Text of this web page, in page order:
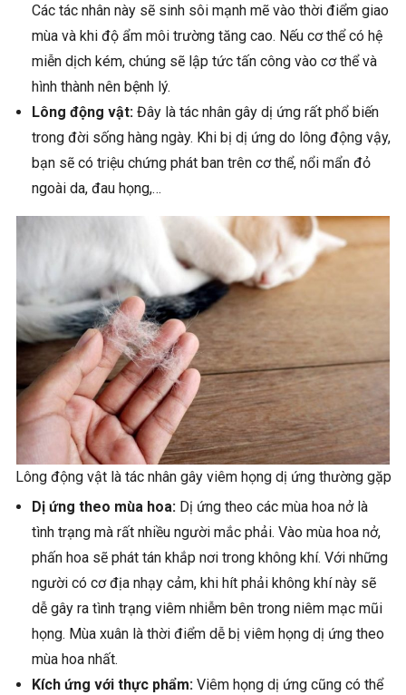
Các tác nhân này sẽ sinh sôi mạnh mẽ vào thời điểm giao
mùa và khi độ ẩm môi trường tăng cao. Nếu cơ thể có hệ
miễn dịch kém, chúng sẽ lập tức tấn công vào cơ thể và
hình thành nên bệnh lý.
Lông động vật: Đây là tác nhân gây dị ứng rất phổ biến
trong đời sống hàng ngày. Khi bị dị ứng do lông động vậy,
bạn sẽ có triệu chứng phát ban trên cơ thể, nổi mẩn đỏ
ngoài da, đau họng,…
Lông động vật là tác nhân gây viêm họng dị ứng thường gặp
Dị ứng theo mùa hoa: Dị ứng theo các mùa hoa nở là
tình trạng mà rất nhiều người mắc phải. Vào mùa hoa nở,
phấn hoa sẽ phát tán khắp nơi trong không khí. Với những
người có cơ địa nhạy cảm, khi hít phải không khí này sẽ
dễ gây ra tình trạng viêm nhiễm bên trong niêm mạc mũi
họng. Mùa xuân là thời điểm dễ bị viêm họng dị ứng theo
mùa hoa nhất.
Kích ứng với thực phẩm: Viêm họng dị ứng cũng có thể